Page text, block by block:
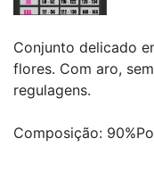
Conjunto delicado
flores. Com aro,
regulagens.
Composição: